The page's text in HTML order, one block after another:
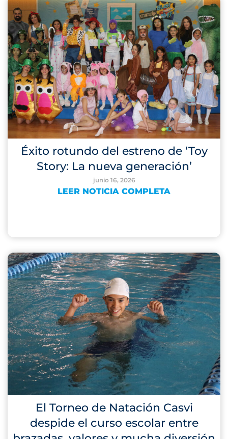
Éxito rotundo del estreno de ‘Toy
Story: La nueva generación’
junio 16, 2026
LEER NOTICIA COMPLETA
El Torneo de Natación Casvi
despide el curso escolar entre